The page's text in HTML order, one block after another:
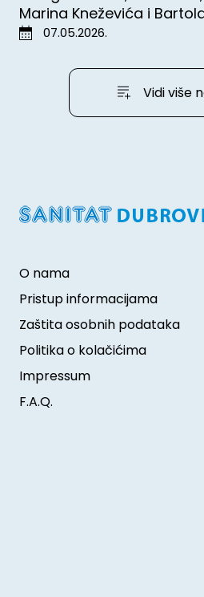
Marina Kneževića i
07.05.2026.
Vidi više
O nama
Pristup informacijama
Zaštita osobnih podataka
Politika o kolačićima
Impressum
F.A.Q.